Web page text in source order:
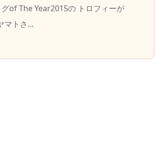
of The Year2015の トロフィーが
トさ...